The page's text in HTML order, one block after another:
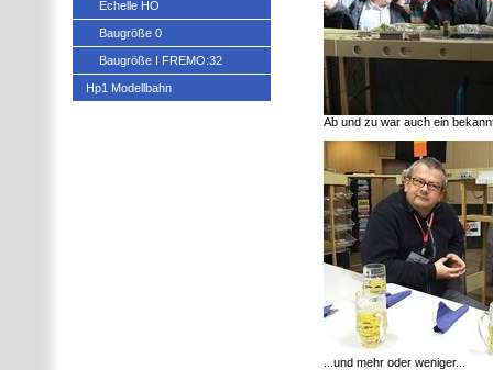
Ab und zu war auch ein
...und mehr oder weniger...
Echelle HO
Baugröße 0
Baugröße I FREMO:32
Hp1 Modellbahn